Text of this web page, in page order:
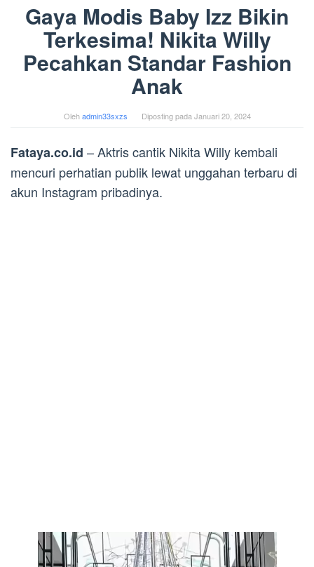
Gaya Modis Baby Izz Bikin
Terkesima! Nikita Willy
Pecahkan Standar Fashion
Anak
Olehadmin33sxzs Diposting pada Januari 20, 2024
Fataya.co.id – Aktris cantik Nikita Willy kembali
mencuri perhatian publik lewat unggahan terbaru di
akun Instagram pribadinya.